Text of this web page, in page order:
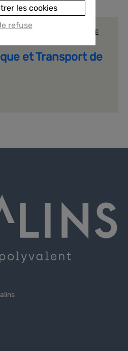
ET TRANSPORT DE
et Transport de
les cookies
refuse